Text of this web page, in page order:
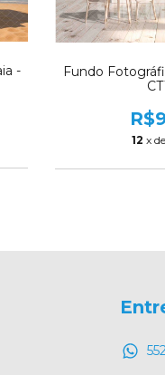
-
Fundo
12 x de